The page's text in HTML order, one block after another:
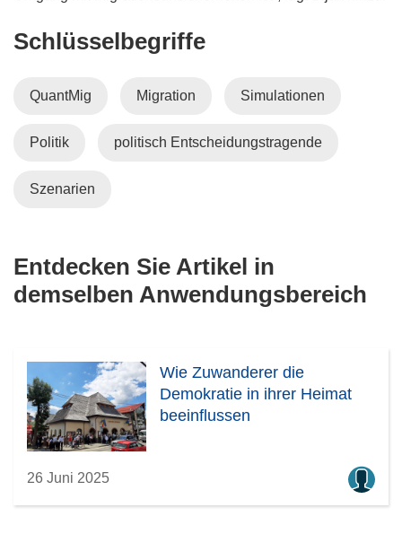
Schlüsselbegriffe
QuantMig Migration Simulationen
Politik politisch Entscheidungstragende
Szenarien
Entdecken Sie Artikel in
demselben Anwendungsbereich
Wie Zuwanderer die
Demokratie in ihrer Heimat
beeinflussen
26 Juni 2025